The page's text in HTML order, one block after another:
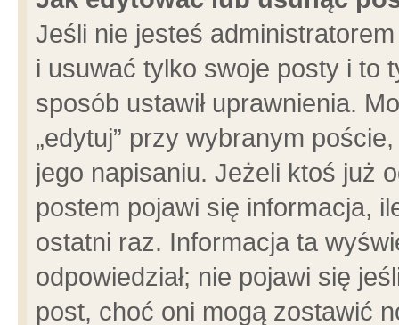
Jeśli nie jesteś
i usuwać tylko swoje posty i to
sposób ustawił uprawnienia.
„edytuj” przy wybranym
jego napisaniu. Jeżeli ktoś już
postem pojawi się informacja,
ostatni raz. Informacja ta
odpowiedział; nie pojawi się
post, choć oni mogą zostawić